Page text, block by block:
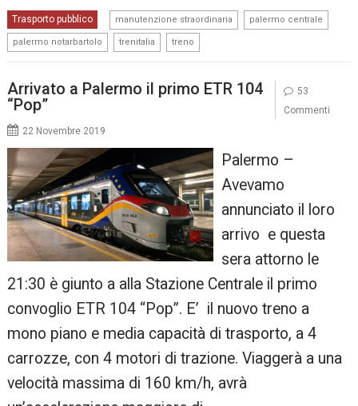
Trasporto pubblico manutenzione straordinaria palermo centrale
palermo notarbartolo trenitalia treno
Arrivato a Palermo il primo ETR 104
“Pop”
22 Novembre 2019
Palermo –
Avevamo
annunciato il loro
arrivo e questa
sera attorno le
21:30 è giunto a alla Stazione Centrale il primo
convoglio ETR 104 “Pop”. E’ il nuovo treno a
mono piano e media capacità di trasporto, a 4
carrozze, con 4 motori di trazione. Viaggerà a una
velocità massima di 160 km/h, avrà
53
Commenti